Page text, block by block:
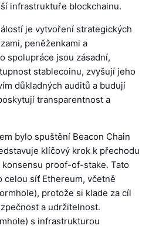
infrastruktuře blockchainu.
je vytvoření strategických
peněženkami a
spolupráce jsou zásadní,
stablecoinu, zvyšují jeho
důkladných auditů a budují
transparentnost a
bylo spuštění Beacon Chain
klíčový krok k přechodu
konsensu proof-of-stake. Tato
celou síť Ethereum, včetně
protože si klade za cíl
a udržitelnost.
s infrastrukturou